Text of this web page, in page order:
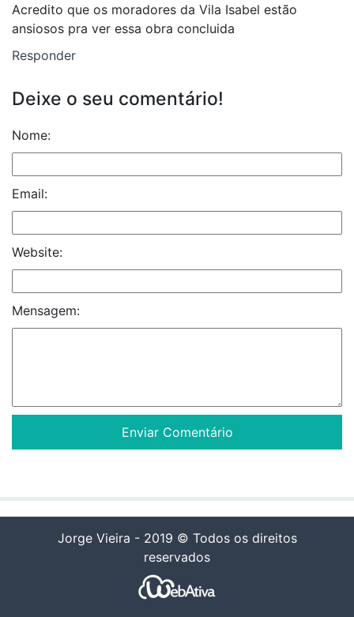
Acredito que os moradores da Vila Isabel estão
ansiosos pra ver essa obra concluida
Responder
Deixe o seu comentário!
Nome:
Email:
Website:
Mensagem:
Jorge Vieira - 2019 © Todos os direitos
reservados